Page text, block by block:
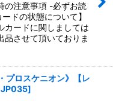
の注意事項 -必ずお読
ドの状態について】
カードに関しましては
品させて頂いておりま
プロスケニオン》【レ
JP035]